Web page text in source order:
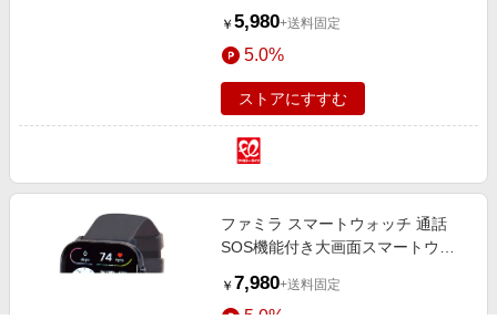
￥ 5,980+送料固定
5.0%
ストアにすすむ
ファミラ スマートウォッチ 通話
SOS機能付き大画面スマートウォ
無し
￥ 7,980+送料固定
5.0%